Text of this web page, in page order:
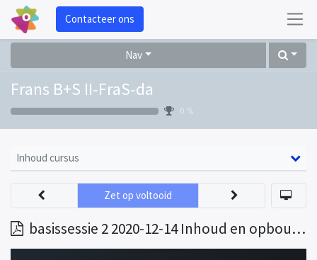
Contacteer ons
Nav
Frans B+S II-FraS-da
0 %
Inhoud cursus
basissessie 2 2020-12-14 Inhoud en opbouw (2) (1) (1)
Zet op voltooid